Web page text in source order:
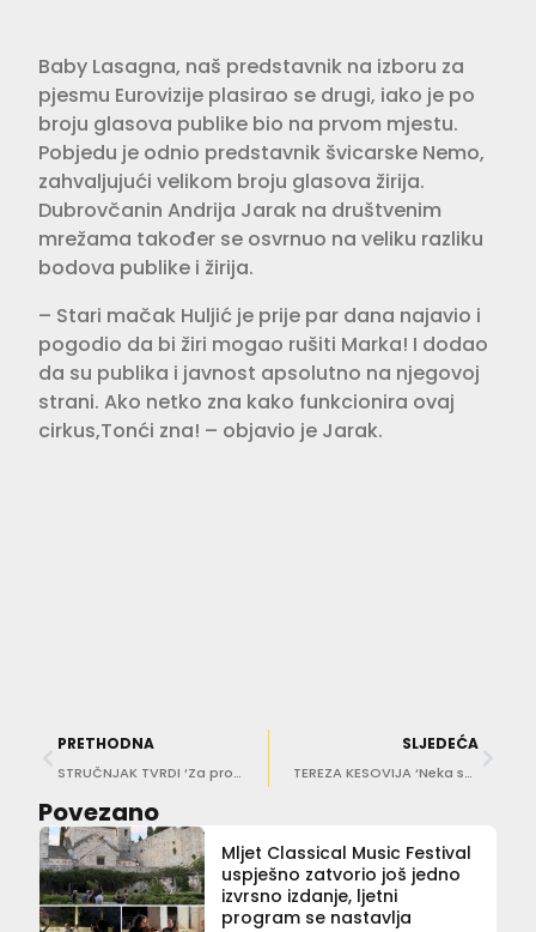
Baby Lasagna, naš predstavnik na izboru za
pjesmu Eurovizije plasirao se drugi, iako je po
broju glasova publike bio na prvom mjestu.
Pobjedu je odnio predstavnik švicarske Nemo,
zahvaljujući velikom broju glasova žirija.
Dubrovčanin Andrija Jarak na društvenim
mrežama također se osvrnuo na veliku razliku
bodova publike i žirija.
– Stari mačak Huljić je prije par dana najavio i
pogodio da bi žiri mogao rušiti Marka! I dodao
da su publika i javnost apsolutno na njegovoj
strani. Ako netko zna kako funkcionira ovaj
cirkus,Tonći zna! – objavio je Jarak.
PRETHODNA
STRUČNJAK TVRDI ‘Za prosječnu nekretninu u Dubrovniku potrebno je raditi skoro 17 godina’
SLJEDEĆA
TEREZA KESOVIJA ‘Neka se Baby Lasagna ne opterećuje, to su sve političke igre’
Povezano
Mljet Classical Music Festival
uspješno zatvorio još jedno
izvrsno izdanje, ljetni
program se nastavlja